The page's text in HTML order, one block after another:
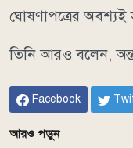
ঘোষণাপত্রের অবশ্যই
তিনি আরও বলেন,
Facebook
আরও পড়ুন